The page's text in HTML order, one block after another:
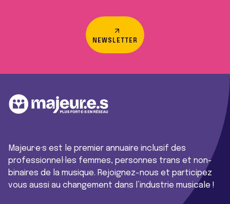
NEWSLETTER
Majeur·e·s est le premier annuaire inclusif des
professionnel·les femmes, personnes trans et non-
binaires de la musique. Rejoignez-nous et participez
vous aussi au changement dans l’industrie musicale !